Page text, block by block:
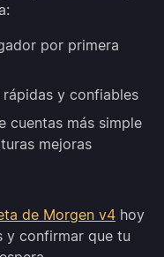
por primera
y confiables
cuentas más simple
mejoras
de Morgen v4 hoy
y confirmar que tu